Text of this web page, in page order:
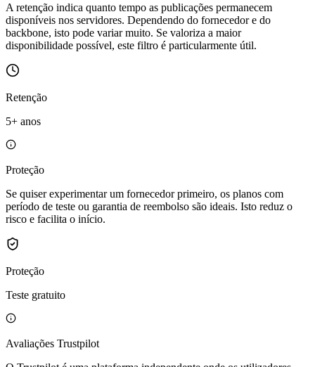
A retenção indica quanto tempo as publicações permanecem
disponíveis nos servidores. Dependendo do fornecedor e do
backbone, isto pode variar muito. Se valoriza a maior
disponibilidade possível, este filtro é particularmente útil.
Retenção
5+ anos
Proteção
Se quiser experimentar um fornecedor primeiro, os planos com
período de teste ou garantia de reembolso são ideais. Isto reduz o
risco e facilita o início.
Proteção
Teste gratuito
Avaliações Trustpilot